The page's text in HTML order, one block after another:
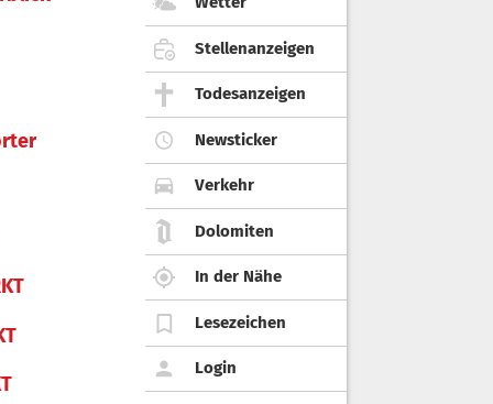
Stellenanzeigen
Todesanzeigen
Newsticker
Verkehr
Dolomiten
In der Nähe
Lesezeichen
Login